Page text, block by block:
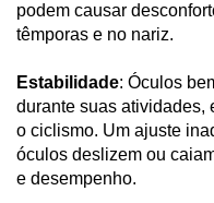
podem causar
têmporas e no nariz.
Estabilidade: Óculos
durante suas atividades,
o ciclismo. Um ajuste
óculos deslizem ou
e desempenho.